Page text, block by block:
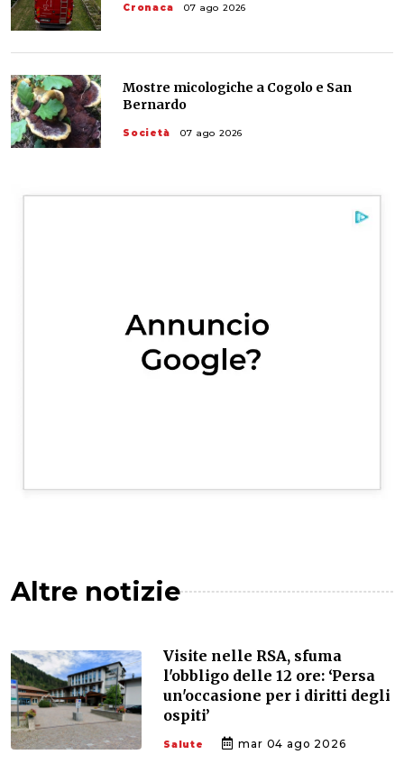
Cronaca 07 ago 2026
Mostre micologiche a Cogolo e San
Bernardo
Società 07 ago 2026
Altre notizie
Visite nelle RSA, sfuma
l'obbligo delle 12 ore: ‘Persa
un'occasione per i diritti degli
ospiti’
Salute mar 04 ago 2026